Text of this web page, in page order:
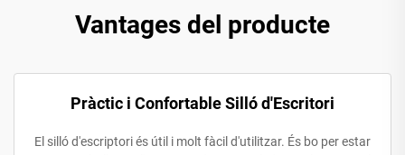
Vantages del producte
Pràctic i Confortable Silló d'Escritori
El silló d'escriptori és útil i molt fàcil d'utilitzar. És bo per estar